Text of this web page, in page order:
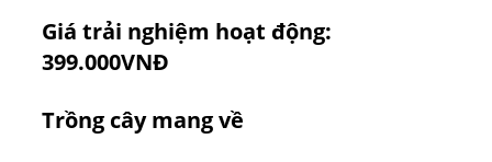
Giá trải nghiệm hoạt động:
399.000VNĐ
Trồng cây mang về